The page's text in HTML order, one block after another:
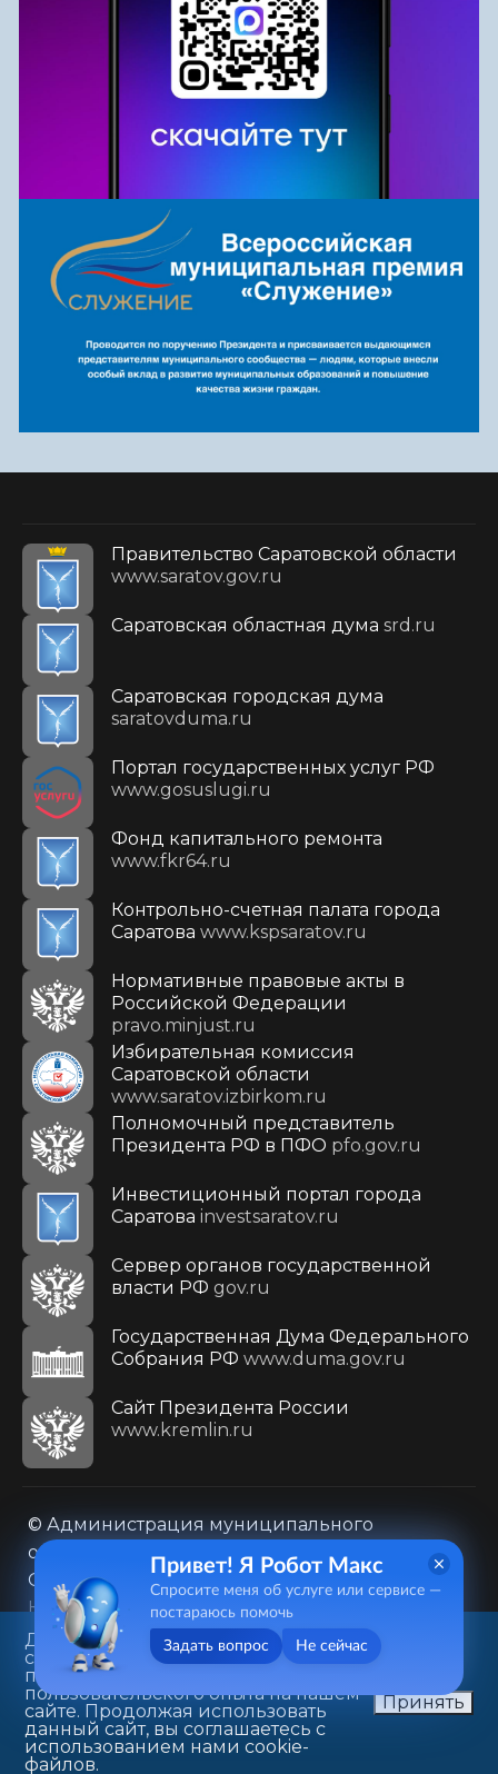
Правительство Саратовской области
www.saratov.gov.ru
Саратовская областная дума srd.ru
Саратовская городская дума
saratovduma.ru
Портал государственных услуг РФ
www.gosuslugi.ru
Фонд капитального ремонта
www.fkr64.ru
Контрольно-счетная палата города
Саратова www.kspsaratov.ru
Нормативные правовые акты в
Российской Федерации
pravo.minjust.ru
Избирательная комиссия
Саратовской области
www.saratov.izbirkom.ru
Полномочный представитель
Президента РФ в ПФО pfo.gov.ru
Инвестиционный портал города
Саратова investsaratov.ru
Сервер органов государственной
власти РФ gov.ru
Государственная Дума Федерального
Собрания РФ www.duma.gov.ru
Cайт Президента России
www.kremlin.ru
© Администрация муниципального
образования городского округа «Город
Саратов»
Контакты
Карта сайта
Политика в отношении обработки
персональных данных
410031, г. Саратов, ул. Первомайская, д. 78
+7(8452)26-02-49
Данный веб-сайт использует
cookie-файлы в целях
предоставления вам лучшего
пользовательского опыта на нашем
сайте. Продолжая использовать
данный сайт, вы соглашаетесь с
использованием нами cookie-
файлов.
Принять
Привет! Я Робот Макс
Спросите меня об услуге или сервисе —
постараюсь помочь
Задать вопрос Не сейчас